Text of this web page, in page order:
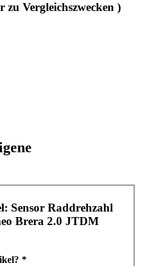
Vergleichszwecken )
Sensor Raddrehzahl
Brera 2.0 JTDM
*